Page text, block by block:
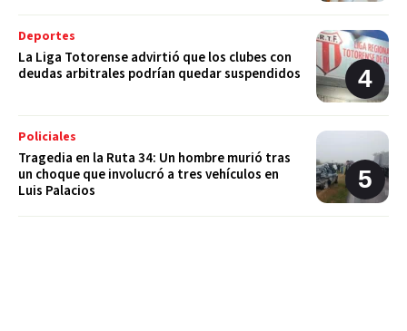
Deportes
La Liga Totorense advirtió que los clubes con
deudas arbitrales podrían quedar suspendidos
Policiales
Tragedia en la Ruta 34: Un hombre murió tras
un choque que involucró a tres vehículos en
Luis Palacios